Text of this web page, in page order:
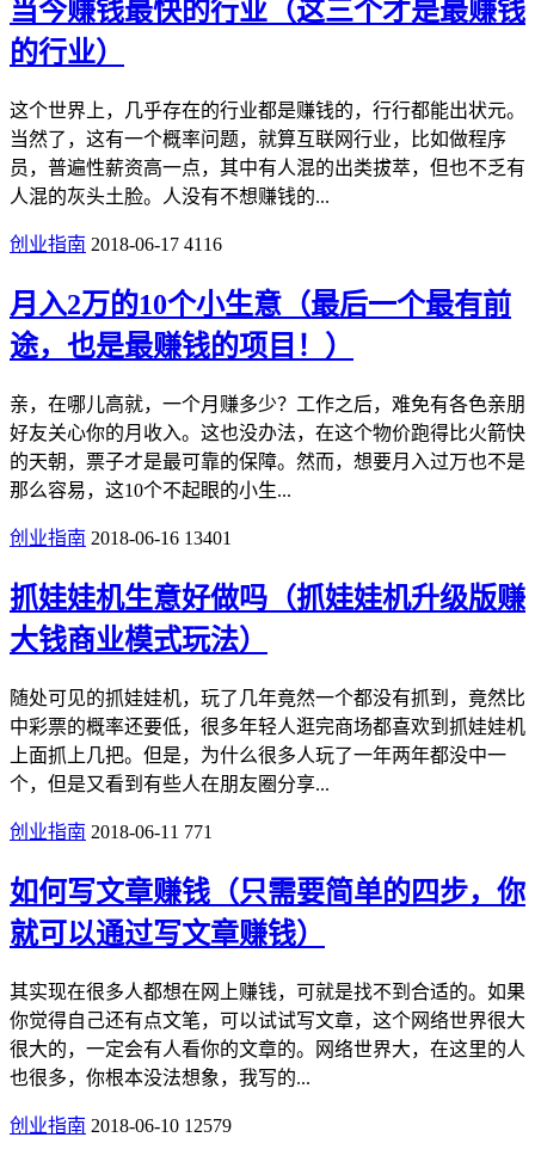
当今赚钱最快的行业（这三个才是最赚钱
的行业）
这个世界上，几乎存在的行业都是赚钱的，行行都能出状元。
当然了，这有一个概率问题，就算互联网行业，比如做程序
员，普遍性薪资高一点，其中有人混的出类拔萃，但也不乏有
人混的灰头土脸。人没有不想赚钱的...
创业指南 2018-06-17 4116
月入2万的10个小生意（最后一个最有前
途，也是最赚钱的项目！）
亲，在哪儿高就，一个月赚多少？工作之后，难免有各色亲朋
好友关心你的月收入。这也没办法，在这个物价跑得比火箭快
的天朝，票子才是最可靠的保障。然而，想要月入过万也不是
那么容易，这10个不起眼的小生...
创业指南 2018-06-16 13401
抓娃娃机生意好做吗（抓娃娃机升级版赚
大钱商业模式玩法）
随处可见的抓娃娃机，玩了几年竟然一个都没有抓到，竟然比
中彩票的概率还要低，很多年轻人逛完商场都喜欢到抓娃娃机
上面抓上几把。但是，为什么很多人玩了一年两年都没中一
个，但是又看到有些人在朋友圈分享...
创业指南 2018-06-11 771
如何写文章赚钱（只需要简单的四步，你
就可以通过写文章赚钱）
其实现在很多人都想在网上赚钱，可就是找不到合适的。如果
你觉得自己还有点文笔，可以试试写文章，这个网络世界很大
很大的，一定会有人看你的文章的。网络世界大，在这里的人
也很多，你根本没法想象，我写的...
创业指南 2018-06-10 12579